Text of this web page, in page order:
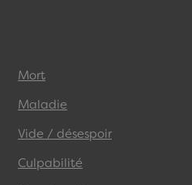
Mort
Maladie
Vide / désespoir
Culpabilité